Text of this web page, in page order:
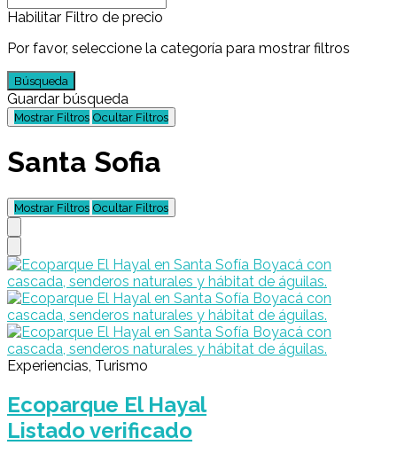
Habilitar Filtro de precio
Por favor, seleccione la categoría para mostrar filtros
Búsqueda
Guardar búsqueda
Mostrar Filtros Ocultar Filtros
Santa Sofia
Mostrar Filtros Ocultar Filtros
Experiencias, Turismo
Ecoparque El Hayal
Listado verificado